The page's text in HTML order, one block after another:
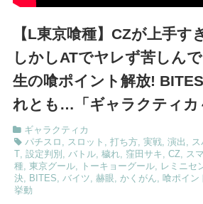
【L東京喰種】CZが上手す
しかしATでヤレず苦しん
生の喰ポイント解放!
れとも…「ギャラクティカ
ギャラクティカ
パチスロ , スロット , 打ち方, 実戦, 演出 , ス
, 設定判別 , バトル, 穢れ, 窪田サキ, CZ, ス
種, 東京グール, トーキョーグール, レミニセ
決, BITES, バイツ, 赫眼, かくがん, 喰ポイン
挙動